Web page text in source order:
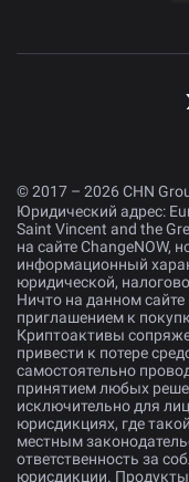
© 2017 – 2026 CHN
Юридический адрес:
Saint Vincent and the
на сайте ChangeNOW,
информационный
юридической,
Ничто на данном
приглашением к
Криптоактивы
привести к потере
самостоятельно
принятием любых
исключительно для
юрисдикциях, где
местным
ответственность за
юрисдикции.